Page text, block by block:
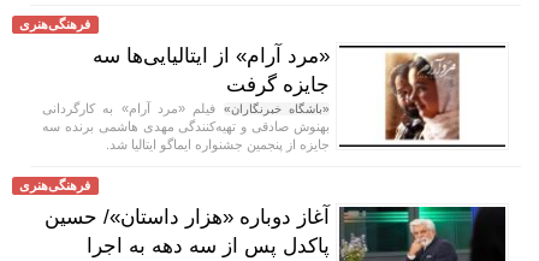
فرهنگی‌هنری
«مرد آرام» از ایتالیایی‌ها سه
جایزه گرفت
«باشگاه خبرنگاران» فیلم «مرد آرام» به کارگردانی
بهنوش صادقی و تهیه‌کنندگی مهدی هاشمی برنده سه
جایزه از پنجمین جشنواره ایماگو ایتالیا شد.
فرهنگی‌هنری
آغاز دوباره «هزار داستان»/ حسین
پاکدل پس از سه دهه به اجرا